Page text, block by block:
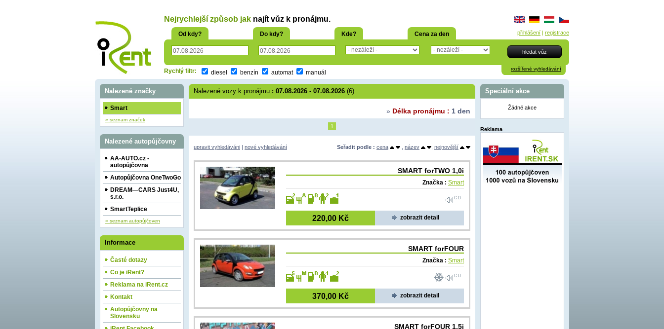
Nejrychlejší způsob jak najít vůz k pronájmu.
Od kdy? Do kdy? Kde? Cena za den přihlášení | registrace
Rychlý filtr: diesel benzín automat manuál
rozšířené vyhledávání
Nalezené značky
Smart
» seznam značek
Nalezené autopůjčovny
AA-AUTO.cz -
autopůjčovna
Autopůjčovna OneTwoGo
DREAM—CARS Just4U,
s.r.o.
SmartTeplice
» seznam autopůjčoven
Informace
Časté dotazy
Co je iRent?
Reklama na iRent.cz
Kontakt
Autopůjčovny na
Slovensku
Nalezené vozy k pronájmu : 07.08.2026 - 07.08.2026 (6)
» Délka pronájmu : 1 den
1
upravit vyhledáváni | nové vyhledávání Seřadit podle : cena název nejnovější
SMART forTWO 1,0i
Značka : Smart
220,00 Kč zobrazit detail
SMART forFOUR
Značka : Smart
370,00 Kč zobrazit detail
SMART forFOUR 1,5i
Speciální akce
Žádné akce
Reklama